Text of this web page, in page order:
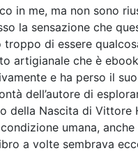
in me, ma non sono
la sensazione che
troppo di essere
artigianale che è
e ha perso il
dell’autore di
della Nascita di Vittore
umana, anche
a volte sembrava